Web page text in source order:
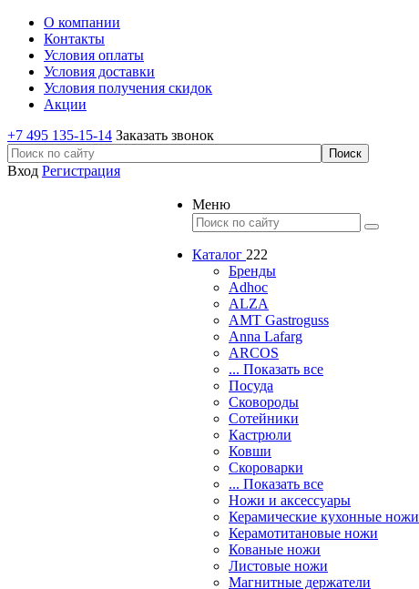
О компании
Контакты
Условия оплаты
Условия доставки
Условия получения скидок
Акции
+7 495 135-15-14 Заказать звонок
Вход Регистрация
Меню
Каталог 222
Бренды
Adhoc
ALZA
AMT Gastroguss
Anna Lafarg
ARCOS
... Показать все
Посуда
Сковороды
Сотейники
Кастрюли
Ковши
Скороварки
... Показать все
Ножи и аксессуары
Керамические кухонные ножи
Керамотитановые ножи
Кованые ножи
Листовые ножи
Магнитные держатели